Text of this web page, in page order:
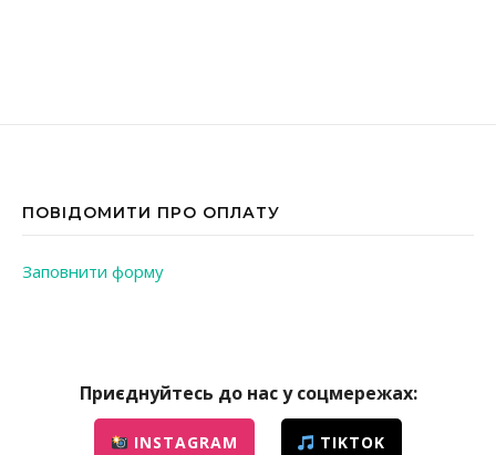
ПОВІДОМИТИ ПРО ОПЛАТУ
Заповнити форму
Приєднуйтесь до нас у соцмережах:
INSTAGRAM TIKTOK